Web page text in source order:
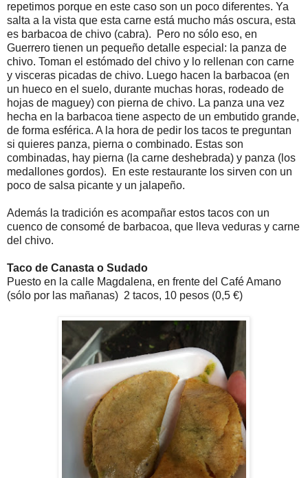
repetimos porque en este caso son un poco diferentes. Ya
salta a la vista que esta carne está mucho más oscura, esta
es barbacoa de chivo (cabra). Pero no sólo eso, en
Guerrero tienen un pequeño detalle especial: la panza de
chivo. Toman el estómado del chivo y lo rellenan con carne
y visceras picadas de chivo. Luego hacen la barbacoa (en
un hueco en el suelo, durante muchas horas, rodeado de
hojas de maguey) con pierna de chivo. La panza una vez
hecha en la barbacoa tiene aspecto de un embutido grande,
de forma esférica. A la hora de pedir los tacos te preguntan
si quieres panza, pierna o combinado. Estas son
combinadas, hay pierna (la carne deshebrada) y panza (los
medallones gordos). En este restaurante los sirven con un
poco de salsa picante y un jalapeño.
Además la tradición es acompañar estos tacos con un
cuenco de consomé de barbacoa, que lleva veduras y carne
del chivo.
Taco de Canasta o Sudado
Puesto en la calle Magdalena, en frente del Café Amano
(sólo por las mañanas) 2 tacos, 10 pesos (0,5 €)